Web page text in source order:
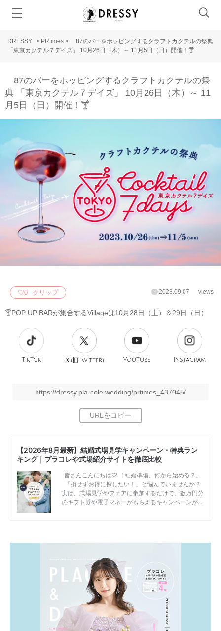
DRESSY > PRtimes >
87のバーをホッピングするクラフトカクテルの祭典
「東京カクテル７デイズ」 10月26日（木）～ 11月5日（日）開催！🍸
87のバーをホッピングするクラフトカクテルの祭
典 「東京カクテル７デイズ」 10月26日（木）～ 11
月5日（日）開催！🍸
♡0 クリップ 2023.09.07 views
🍸POP UP BARが集合するVillageは10月28日（土）＆29日（日）
TikTok Ｘ(旧Twitter) YouTube Instagram
https://dressy.pla-cole.wedding/prtimes_437045/
【2026年8月最新】結婚式場見学キャンペーン・特典ラン
キング｜プラコレや式場紹介サイトを徹底比較
皆さんこんにちは♡ 「結婚準備、何から始める？」
「損せずお得に探したい！」と悩んでいませんか？
実は、式場見学やフェアに参加するだけで、数万円分
のギフト券や電子マネーがもらえるキャンペーンがあ
ため、比較せずに選ぶと損をしてしまうことも……。
一番お得？」「プラコレの特典は？」といった疑問も
解決します。 まずは診断で候補を絞れる「ウェディ
ング診断」か、体験型 […]続きを読む